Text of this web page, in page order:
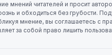
мнений читателей и просит
и обходиться без грубости.
мнение, вы соглашаетесь с
за собой право лишить